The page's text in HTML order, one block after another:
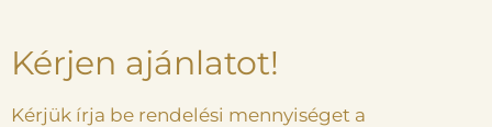
Kérjen ajánlatot!
Kérjük írja be rendelési mennyiséget a